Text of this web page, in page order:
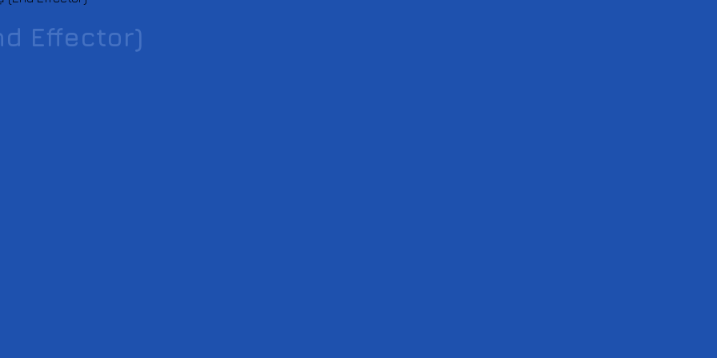
Effector)